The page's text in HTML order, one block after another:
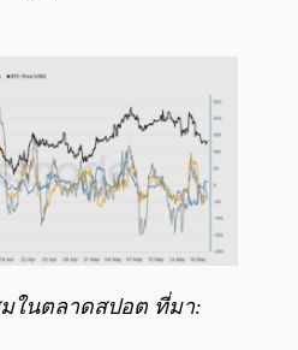
ในตลาดสปอต ที่มา: